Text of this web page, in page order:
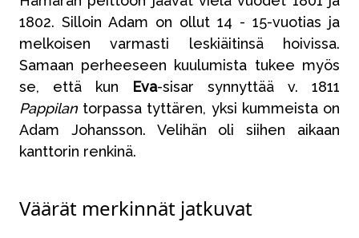
1802. Silloin Adam on ollut 14 - 15-vuotias ja
melkoisen varmasti leskiäitinsä hoivissa.
Samaan perheeseen kuulumista tukee myös
se, että kun Eva-sisar synnyttää v. 1811
Pappilan torpassa tyttären, yksi kummeista on
Adam Johansson. Velihän oli siihen aikaan
kanttorin renkinä.
Väärät merkinnät jatkuvat